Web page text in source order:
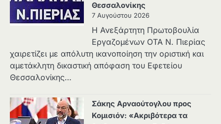
Θεσσαλονίκης
7 Αυγούστου 2026
Η Ανεξάρτητη Πρωτοβουλία
Εργαζομένων ΟΤΑ Ν. Πιερίας
χαιρετίζει με απόλυτη ικανοποίηση την οριστική και
αμετάκλητη δικαστική απόφαση του Εφετείου
Θεσσαλονίκης…
Σάκης Αρναούτογλου προς
Κομισιόν: «Ακριβότερα τα